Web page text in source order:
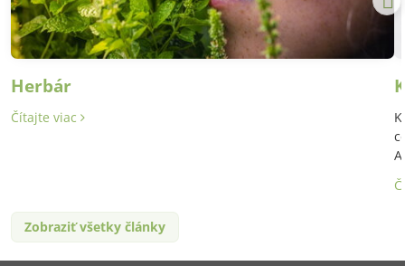
Herbár
Čítajte viac
Zobraziť všetky články